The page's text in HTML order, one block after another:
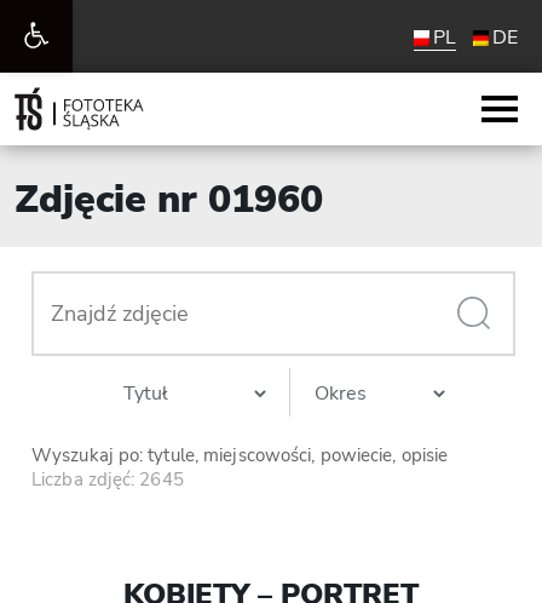
Otwórz
pasek
narzędzi
PL DE
Zdjęcie nr 01960
Wyszukaj po: tytule, miejscowości, powiecie, opisie
Liczba zdjęć: 2645
KOBIETY – PORTRET